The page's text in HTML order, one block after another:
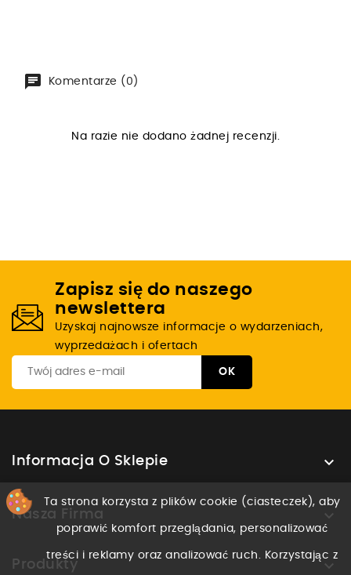
Komentarze (0)
Na razie nie dodano żadnej recenzji.
Zapisz się do naszego
newslettera
Uzyskaj najnowsze informacje o wydarzeniach,
wyprzedażach i ofertach
Informacja O Sklepie 
Nasza Firma 
Produkty 
Ta strona korzysta z plików cookie (ciasteczek), aby
poprawić komfort przeglądania, personalizować
treści i reklamy oraz analizować ruch. Korzystając z